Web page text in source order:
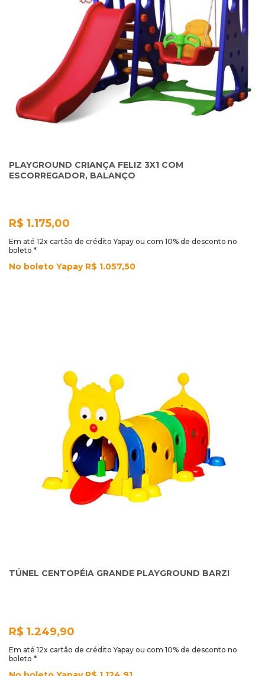
PLAYGROUND CRIANÇA FELIZ 3X1 COM
ESCORREGADOR, BALANÇO
R$ 1.175,00
Em até 12x cartão de crédito Yapay ou com 10% de desconto no
boleto *
No boleto Yapay R$ 1.057,50
TÚNEL CENTOPÉIA GRANDE PLAYGROUND BARZI
R$ 1.249,90
Em até 12x cartão de crédito Yapay ou com 10% de desconto no
boleto *